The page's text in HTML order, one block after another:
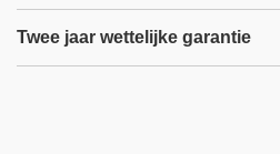
Twee jaar wettelijke garantie